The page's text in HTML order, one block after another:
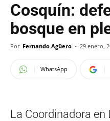
Cosquín:
bosque en
Por Fernando Agüero - 29 enero,
WhatsApp
La Coordinadora en